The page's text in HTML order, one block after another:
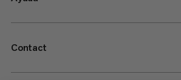
Contact